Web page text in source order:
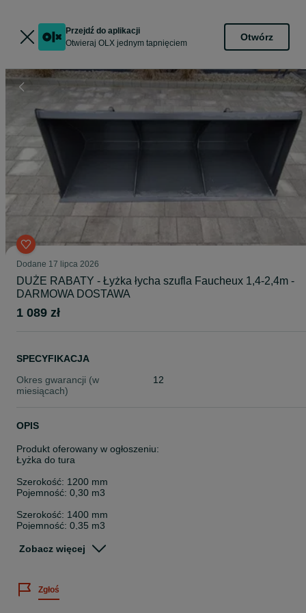
Przejdź do aplikacji
Otwieraj OLX jednym tapnięciem
Otwórz
Dodane 17 lipca 2026
DUŻE RABATY - Łyżka łycha szufla Faucheux 1,4-2,4m -
DARMOWA DOSTAWA
1 089 zł
SPECYFIKACJA
Okres gwarancji (w
miesiącach)
12
OPIS
Produkt oferowany w ogłoszeniu:
Łyżka do tura
Szerokość: 1200 mm
Pojemność: 0,30 m3
Szerokość: 1400 mm
Pojemność: 0,35 m3
Szerokość: 1500 mm
Pojemność: 0,4 m3
Zobacz więcej
Zgłoś